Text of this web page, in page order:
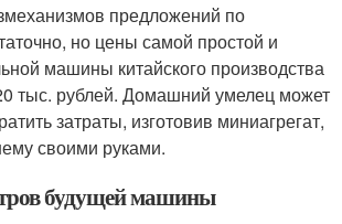
предложений по
но цены самой простой и
машины китайского производства
тыс. рублей. Домашний умелец может
затраты, изготовив миниагрегат,
своими руками.
будущей машины